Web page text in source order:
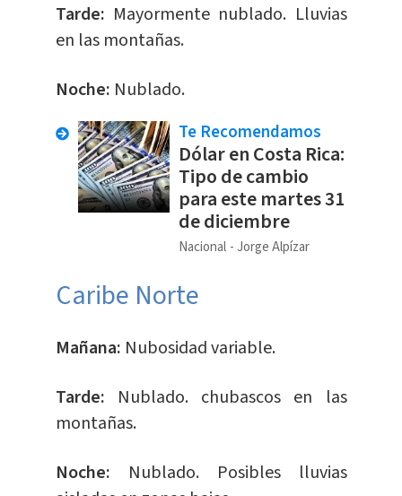
Tarde: Mayormente nublado. Lluvias
en las montañas.
Noche: Nublado.
Te Recomendamos
Dólar en Costa Rica:
Tipo de cambio
para este martes 31
de diciembre
Nacional Jorge Alpízar
Caribe Norte
Mañana: Nubosidad variable.
Tarde: Nublado. chubascos en las
montañas.
Noche: Nublado. Posibles lluvias